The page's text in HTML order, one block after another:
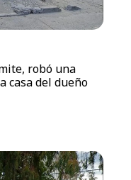
robó una
casa del dueño